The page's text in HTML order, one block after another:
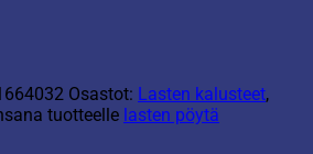
Osastot: Lasten kalusteet,
tuotteelle lasten pöytä